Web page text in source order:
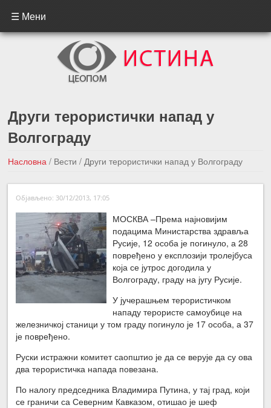
☰ Мени
Други терористички напад у
Волгограду
Насловна / Вести/ Други терористички напад у Волгограду
←Претходна вест
Следећа вест →
Објављено: 30/12/2013, 17:05
МОСКВА –Према најновијим
подацима Министарства здравља
Русије, 12 особа је погинуло, а 28
повређено у експлозији тролејбуса
која се јутрос догодила у
Волгограду, граду на југу Русије.
У јучерашњем терористичком
нападу терористе самоубице на
железничкој станици у том граду погинуло је 17 особа, а 37
је повређено.
Руски истражни комитет саопштио је да се верује да су ова
два терористичка напада повезана.
По налогу председника Владимира Путина, у тај град, који
се граничи са Северним Кавказом, отишао је шеф